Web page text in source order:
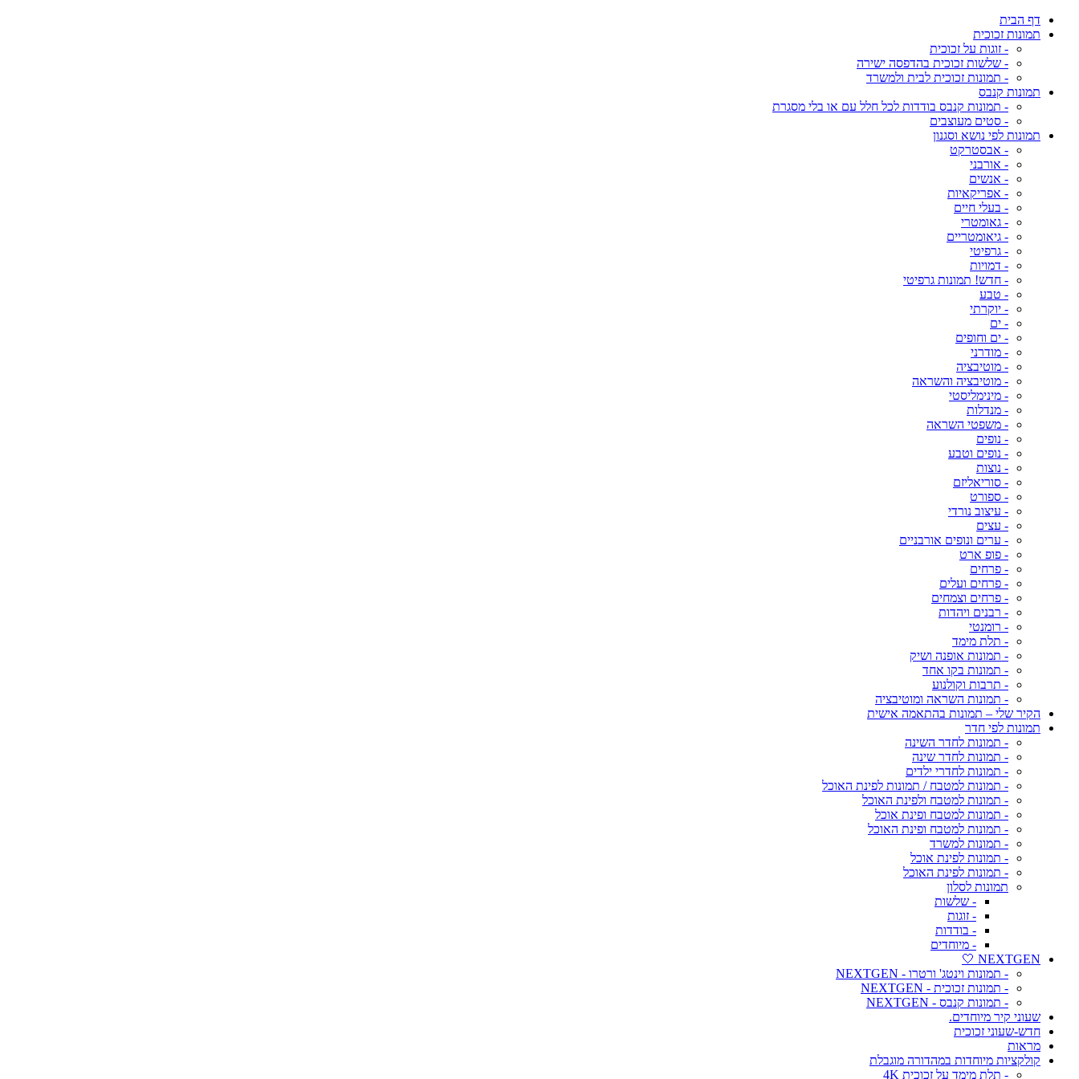
דף הבית
תמונות זכוכית
- זוגות על זכוכית
- שלשות זכוכית בהדפסה ישירה
- תמונות זכוכית לבית ולמשרד
תמונות קנבס
- תמונות קנבס בודדות לכל חלל עם או בלי מסגרת
- סטים מעוצבים
תמונות לפי נושא וסגנון
- אבסטרקט
- אורבני
- אנשים
- אפריקאיות
- בעלי חיים
- גאומטרי
- גיאומטריים
- גרפיטי
- דמויות
- חדש! תמונות גרפיטי
- טבע
- יוקרתי
- ים
- ים וחופים
- מודרני
- מוטיבציה
- מוטיבציה והשראה
- מינימליסטי
- מנדלות
- משפטי השראה
- נופים
- נופים וטבע
- נוצות
- סוריאליזם
- ספורט
- עיצוב נורדי
- עצים
- ערים ונופים אורבניים
- פופ ארט
- פרחים
- פרחים ועלים
- פרחים וצמחים
- רבנים ויהדות
- רומנטי
- תלת מימד
- תמונות אופנה ושיק
- תמונות בקו אחד
- תרבות וקולנוע
- תמונות השראה ומוטיבציה
הקיר שלי – תמונות בהתאמה אישית
תמונות לפי חדר
- תמונות לחדר השינה
- תמונות לחדר שינה
- תמונות לחדרי ילדים
- תמונות למטבח / תמונות לפינת האוכל
- תמונות למטבח ולפינת האוכל
- תמונות למטבח ופינת אוכל
- תמונות למטבח ופינת האוכל
- תמונות למשרד
- תמונות לפינת אוכל
- תמונות לפינת האוכל
תמונות לסלון
- שלשות
- זוגות
- בודדות
- מיוחדים
NEXTGEN 🤍
- תמונות וינטג' ורטרו - NEXTGEN
- תמונות זכוכית - NEXTGEN
- תמונות קנבס - NEXTGEN
שעוני קיר מיוחדים.
חדש-שעוני זכוכית
מראות
קולקציות מיוחדות במהדורה מוגבלת
- תלת מימד על זכוכית 4K